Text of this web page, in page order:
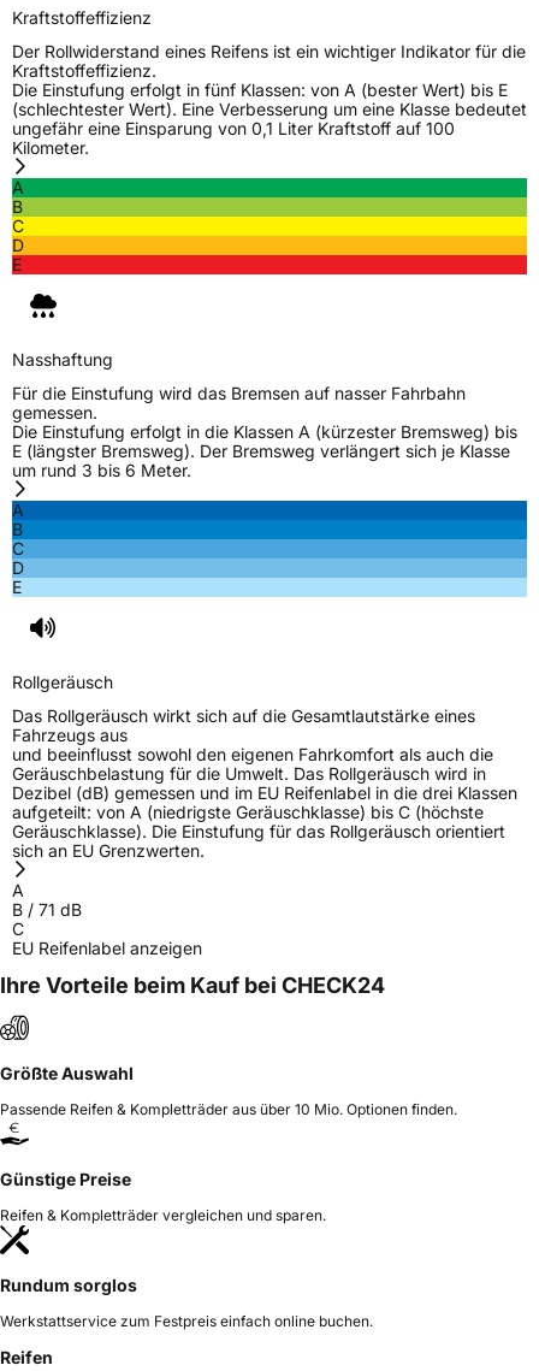
VerwendungSommerreifen
ModellnameP 606
FahrzeugartPKW & SUV
Weitere Eigenschaften
SchlauchtypTL
ZustandNeureifen
Nasshaftung B
Rollgeräusch (Klasse)
EPREL ID 533461
Allgemeine Produktsicherheit (GPSR)
HerstellerkontaktEUCEREP B.V., Roald Dahllaan 33 5629MC
Eindhoven The Netherlands Niederlande,
eucerep@eucerep.com
Kraftstoffeffizienz
Der Rollwiderstand eines Reifens ist ein wichtiger Indikator für die
Kraftstoffeffizienz.
Die Einstufung erfolgt in fünf Klassen: von A (bester Wert) bis E
(schlechtester Wert). Eine Verbesserung um eine Klasse bedeutet
ungefähr eine Einsparung von 0,1 Liter Kraftstoff auf 100
Kilometer.
A
B
C
D
E
Nasshaftung
Für die Einstufung wird das Bremsen auf nasser Fahrbahn
gemessen.
Die Einstufung erfolgt in die Klassen A (kürzester Bremsweg) bis
E (längster Bremsweg). Der Bremsweg verlängert sich je Klasse
um rund 3 bis 6 Meter.
A
B
C
D
E
Rollgeräusch
Das Rollgeräusch wirkt sich auf die Gesamtlautstärke eines
Fahrzeugs aus
und beeinflusst sowohl den eigenen Fahrkomfort als auch die
Geräuschbelastung für die Umwelt. Das Rollgeräusch wird in
Dezibel (dB) gemessen und im EU Reifenlabel in die drei Klassen
aufgeteilt: von A (niedrigste Geräuschklasse) bis C (höchste
Geräuschklasse). Die Einstufung für das Rollgeräusch orientiert
sich an EU Grenzwerten.
A
B / 71 dB
C
EU Reifenlabel anzeigen
Ihre Vorteile beim Kauf bei CHECK24
Größte Auswahl
Passende Reifen & Kompletträder aus über 10 Mio. Optionen finden.
Günstige Preise
Reifen & Kompletträder vergleichen und sparen.
Rundum sorglos
Werkstattservice zum Festpreis einfach online buchen.
Reifen